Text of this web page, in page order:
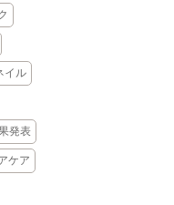
イル
発表
ケア